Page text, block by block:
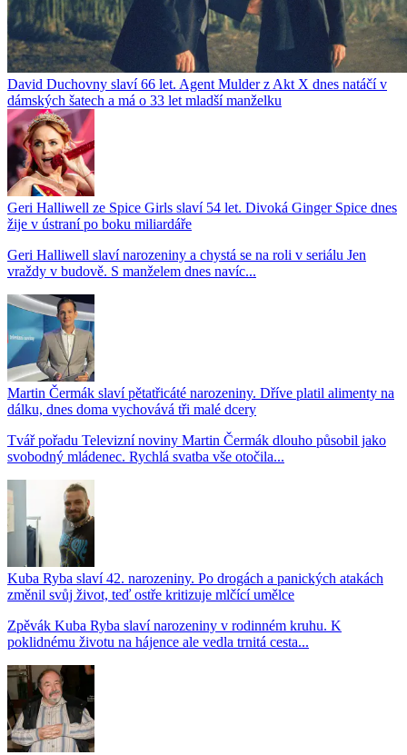
David Duchovny slaví 66 let. Agent Mulder z Akt X dnes natáčí v
dámských šatech a má o 33 let mladší manželku
Geri Halliwell ze Spice Girls slaví 54 let. Divoká Ginger Spice dnes
žije v ústraní po boku miliardáře
Geri Halliwell slaví narozeniny a chystá se na roli v seriálu Jen
vraždy v budově. S manželem dnes navíc...
Martin Čermák slaví pětatřicáté narozeniny. Dříve platil alimenty na
dálku, dnes doma vychovává tři malé dcery
Tvář pořadu Televizní noviny Martin Čermák dlouho působil jako
svobodný mládenec. Rychlá svatba vše otočila...
Kuba Ryba slaví 42. narozeniny. Po drogách a panických atakách
změnil svůj život, teď ostře kritizuje mlčící umělce
Zpěvák Kuba Ryba slaví narozeniny v rodinném kruhu. K
poklidnému životu na hájence ale vedla trnitá cesta...